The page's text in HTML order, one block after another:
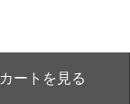
カートを見る